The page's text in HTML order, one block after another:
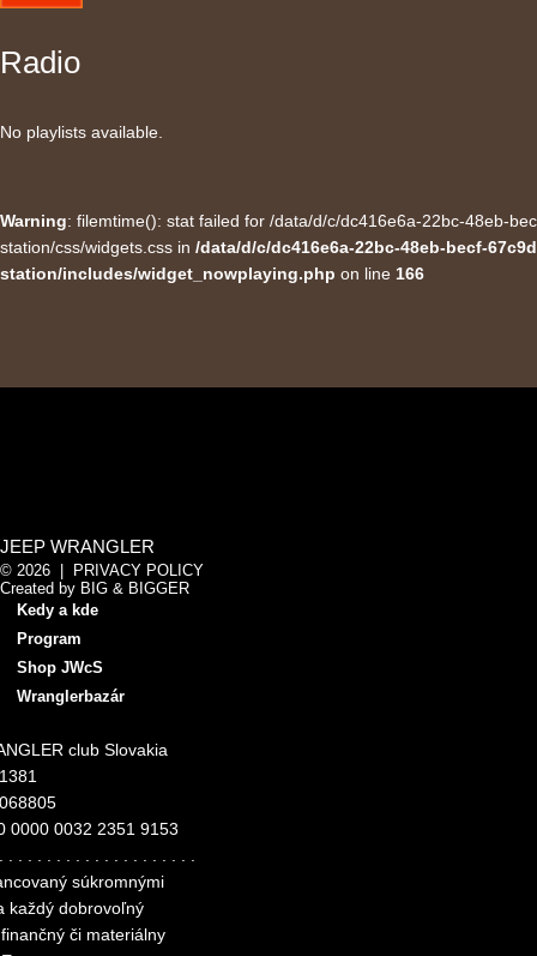
Radio
No playlists available.
Warning: filemtime(): stat failed for /data/d/c/dc416e6a-22bc-48eb-
station/css/widgets.css in /data/d/c/dc416e6a-22bc-48eb-becf-
station/includes/widget_nowplaying.php on line 166
JEEP WRANGLER
© 2026 |
PRIVACY POLICY
Created by BIG & BIGGER
Kedy a kde
Program
Shop JWcS
Wranglerbazár
club Slovakia
0000 0032 2351 9153
. . . . . . . . . . . . . . . . . . . .
súkromnými
každý dobrovoľný
či materiálny